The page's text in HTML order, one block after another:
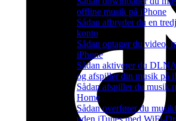
offline musik på iPhone
Sådan afbryder du en
konto
Sådan optager du video,
iPhone
Sådan aktiverer du
og afspiller din musik på
Sådan afspiller du musik
Home
Sådan overfører du
uden iTunes med WiFi-